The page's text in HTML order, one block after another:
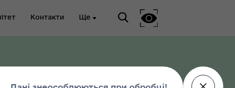
Контакти Ще